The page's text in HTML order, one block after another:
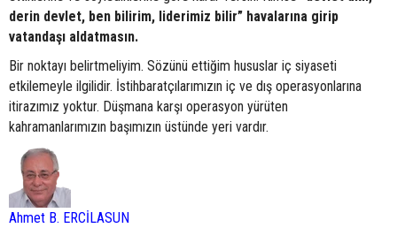
derin devlet, ben bilirim, liderimiz bilir” havalarına girip
vatandaşı aldatmasın.
Bir noktayı belirtmeliyim. Sözünü ettiğim hususlar iç siyaseti
etkilemeyle ilgilidir. İstihbaratçılarımızın iç ve dış operasyonlarına
itirazımız yoktur. Düşmana karşı operasyon yürüten
kahramanlarımızın başımızın üstünde yeri vardır.
Ahmet B. ERCİLASUN